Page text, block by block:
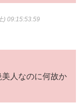
) 09:15:53.59
人なのに何故か